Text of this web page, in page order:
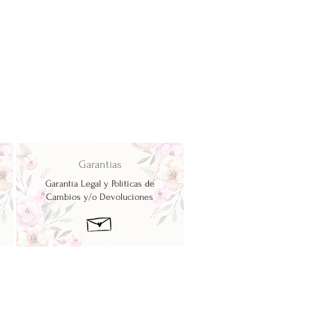
Garantías
Garantía Legal y Políticas de
Cambios y/o Devoluciones